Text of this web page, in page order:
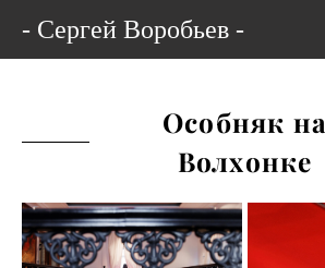
- Сергей Воробьев -
Особняк на
Волхонке